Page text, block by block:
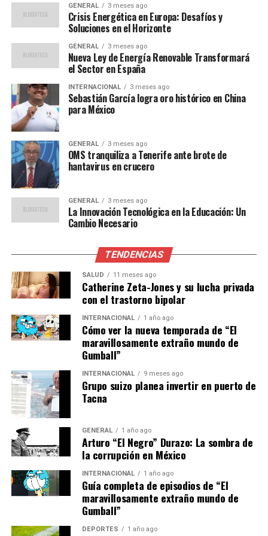
cultural, sino también económico. Según expertos en la
industria del entretenimiento, eventos de esta magnitud
pueden generar un impulso significativo en la economía
local, desde la ocupación hotelera hasta el comercio en
los alrededores del estadio.
“Cada concierto de una
estrella internacional como
Shakira no solo es un
evento musical, sino un
motor económico para la
ciudad”, comentó Ana
María Rodríguez, analista
de la industria del
entretenimiento.
Además, la presencia de Shakira en Lima destaca la
importancia de Perú como un destino clave para las
giras internacionales, atrayendo a artistas de renombre
mundial y consolidando su posición en el circuito del
entretenimiento global.
Mirando hacia el futuro
Con dos conciertos más por delante, los fanáticos de
Shakira en Lima tienen mucho que esperar. La
expectativa es alta, y la artista ha prometido no
defraudar. Su giraLas Mujeres Ya No Lloran World
Tourno solo celebra su legado musical, sino que
también envía un poderoso mensaje de
empoderamiento y resiliencia.
El impacto de estos conciertos se sentirá mucho
GENERAL 3 meses ago
Crisis Energética en Europa: Desafíos y
Soluciones en el Horizonte
GENERAL 3 meses ago
Nueva Ley de Energía Renovable Transformará
el Sector en España
INTERNACIONAL 3 meses ago
Sebastián García logra oro histórico en China
para México
GENERAL 3 meses ago
OMS tranquiliza a Tenerife ante brote de
hantavirus en crucero
GENERAL 3 meses ago
La Innovación Tecnológica en la Educación: Un
Cambio Necesario
TENDENCIAS
SALUD 11 meses ago
Catherine Zeta-Jones y su lucha privada
con el trastorno bipolar
INTERNACIONAL 1 año ago
Cómo ver la nueva temporada de “El
maravillosamente extraño mundo de
Gumball”
INTERNACIONAL 9 meses ago
Grupo suizo planea invertir en puerto de
Tacna
GENERAL 1 año ago
Arturo “El Negro” Durazo: La sombra de
la corrupción en México
INTERNACIONAL 1 año ago
Guía completa de episodios de “El
maravillosamente extraño mundo de
Gumball”
DEPORTES 1 año ago